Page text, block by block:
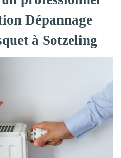
Dépannage
à Sotzeling